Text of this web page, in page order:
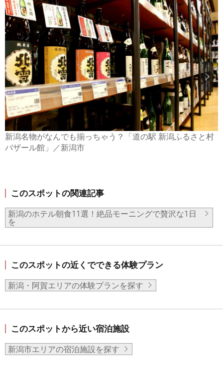
新潟名物がなんでも揃っちゃう？「道の駅 新潟ふるさと村
バザール館」／新潟市
このスポットの関連記事
新潟のホテル朝食11選！絶品モーニングで贅沢な1日
を
このスポットの近くでできる体験プラン
新潟・阿賀エリアの体験プランを探す
このスポットから近い宿泊施設
新潟市エリアの宿泊施設を探す